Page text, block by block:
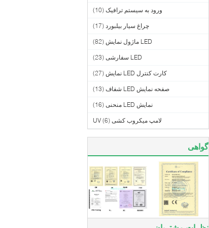
ورود به سیستم ترافیک (10)
چراغ سیار بیلبورد (17)
LED ماژول نمایش (82)
LED سفارشی (23)
کارت کنترل LED نمایش (27)
صفحه نمایش LED شفاف (13)
نمایش LED منحنی (16)
لامپ میکروب کشی UV (6)
گواهی